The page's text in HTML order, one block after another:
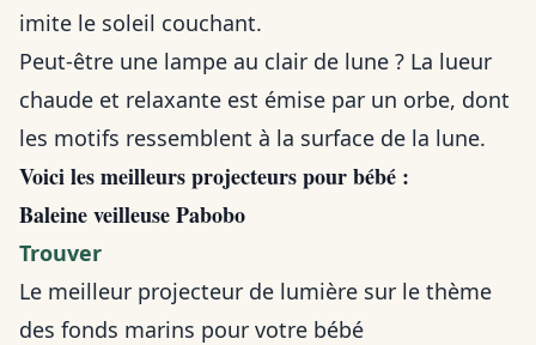
imite le soleil couchant.
Peut-être une lampe au clair de lune ? La lueur
chaude et relaxante est émise par un orbe, dont
les motifs ressemblent à la surface de la lune.
Voici les meilleurs projecteurs pour bébé :
Baleine veilleuse Pabobo
Trouver
Le meilleur projecteur de lumière sur le thème
des fonds marins pour votre bébé